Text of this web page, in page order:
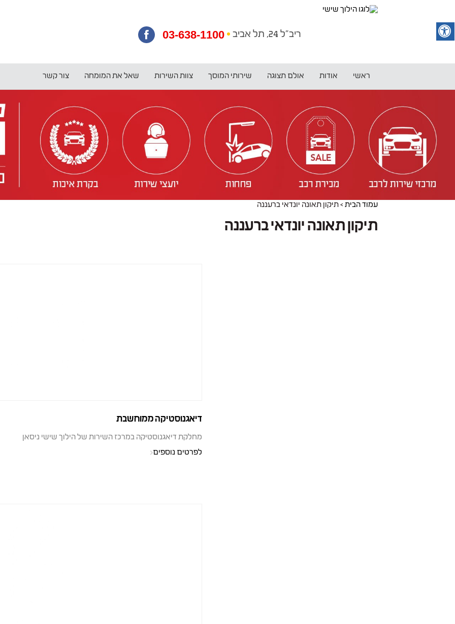
03-638-1100 ריב"ל 24, תל אביב
ראשי אודות אולם תצוגה שירותי המוסך צוות השירות שאל את המומחה צור קשר
עמוד הבית>תיקון תאונה יונדאי ברעננה
תיקון תאונה יונדאי ברעננה
דיאגנוסטיקה ממוחשבת
מחלקת דיאגנוסטיקה במרכז השירות של הילוך שישי ניסאן
לפרטים נוספים